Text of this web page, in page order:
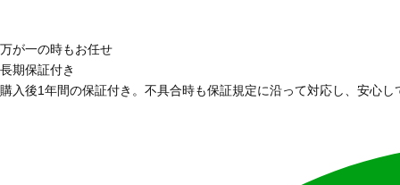
万が一の時もお任せ
長期保証付き
購入後1年間の保証付き。不具合時も保証規定に沿って対応し、安心